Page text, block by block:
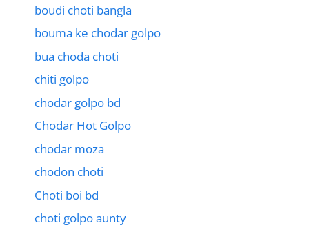
boudi choti bangla
bouma ke chodar golpo
bua choda choti
chiti golpo
chodar golpo bd
Chodar Hot Golpo
chodar moza
chodon choti
Choti boi bd
choti golpo aunty